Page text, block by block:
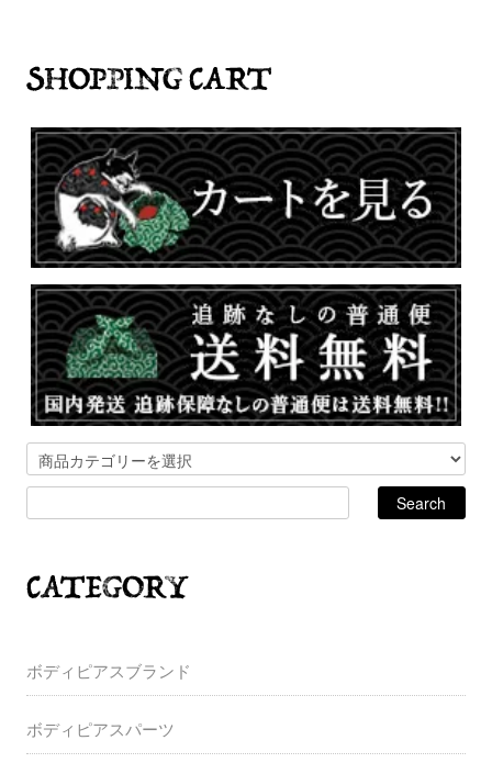
ボディピアスブランド
ボディピアスパーツ